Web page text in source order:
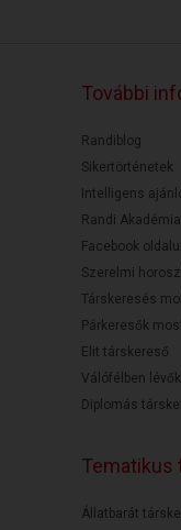
További
Randiblog
Sikertörténetek
Intelligens
Randi Akadémia
Facebook
Szerelmi
Társkeresés
Párkeresők
Elit társkereső
Válófélben
Diplomás
Tematikus
Állatbarát